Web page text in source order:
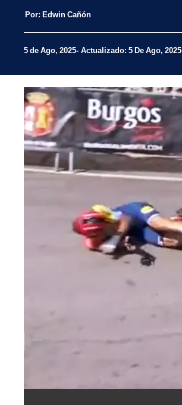
Por: Edwin Cañón
5 de Ago, 2025 Actualizado: 5 De Ago, 2025